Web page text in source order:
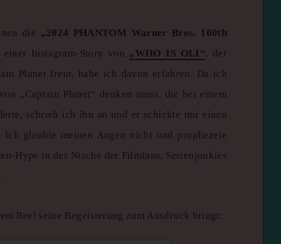
die „2024 PHANTOM Warner Bros. 100th
einer Instagram-Story von „WHO IS OLI“, der
Planet freut, habe ich davon erfahren. Da ich
„Captain Planet“ denken muss, die bei einem
schrieb ich ihn an und er schickte mir einen
glaubte meinen Augen nicht und prophezeie
Hype in der Nische der Filmfans, Serienjunkies
Reel seine Begeisterung zum Ausdruck bringt: